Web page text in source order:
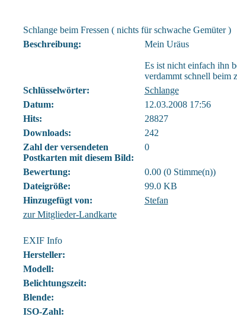
Schlange beim Fressen ( nichts für schwache Gemüter )
Beschreibung:
Mein Uräus
Es ist nicht einfach ihn
verdammt schnell beim
Schlüsselwörter:
Schlange
Datum:
12.03.2008 17:56
Hits:
28827
Downloads:
242
Zahl der versendeten
Postkarten mit diesem Bild:
0
Bewertung:
0.00 (0 Stimme(n))
Dateigröße:
99.0 KB
Hinzugefügt von:
Stefan
zur Mitglieder-Landkarte
EXIF Info
Hersteller:
Modell:
Belichtungszeit:
Blende:
ISO-Zahl: